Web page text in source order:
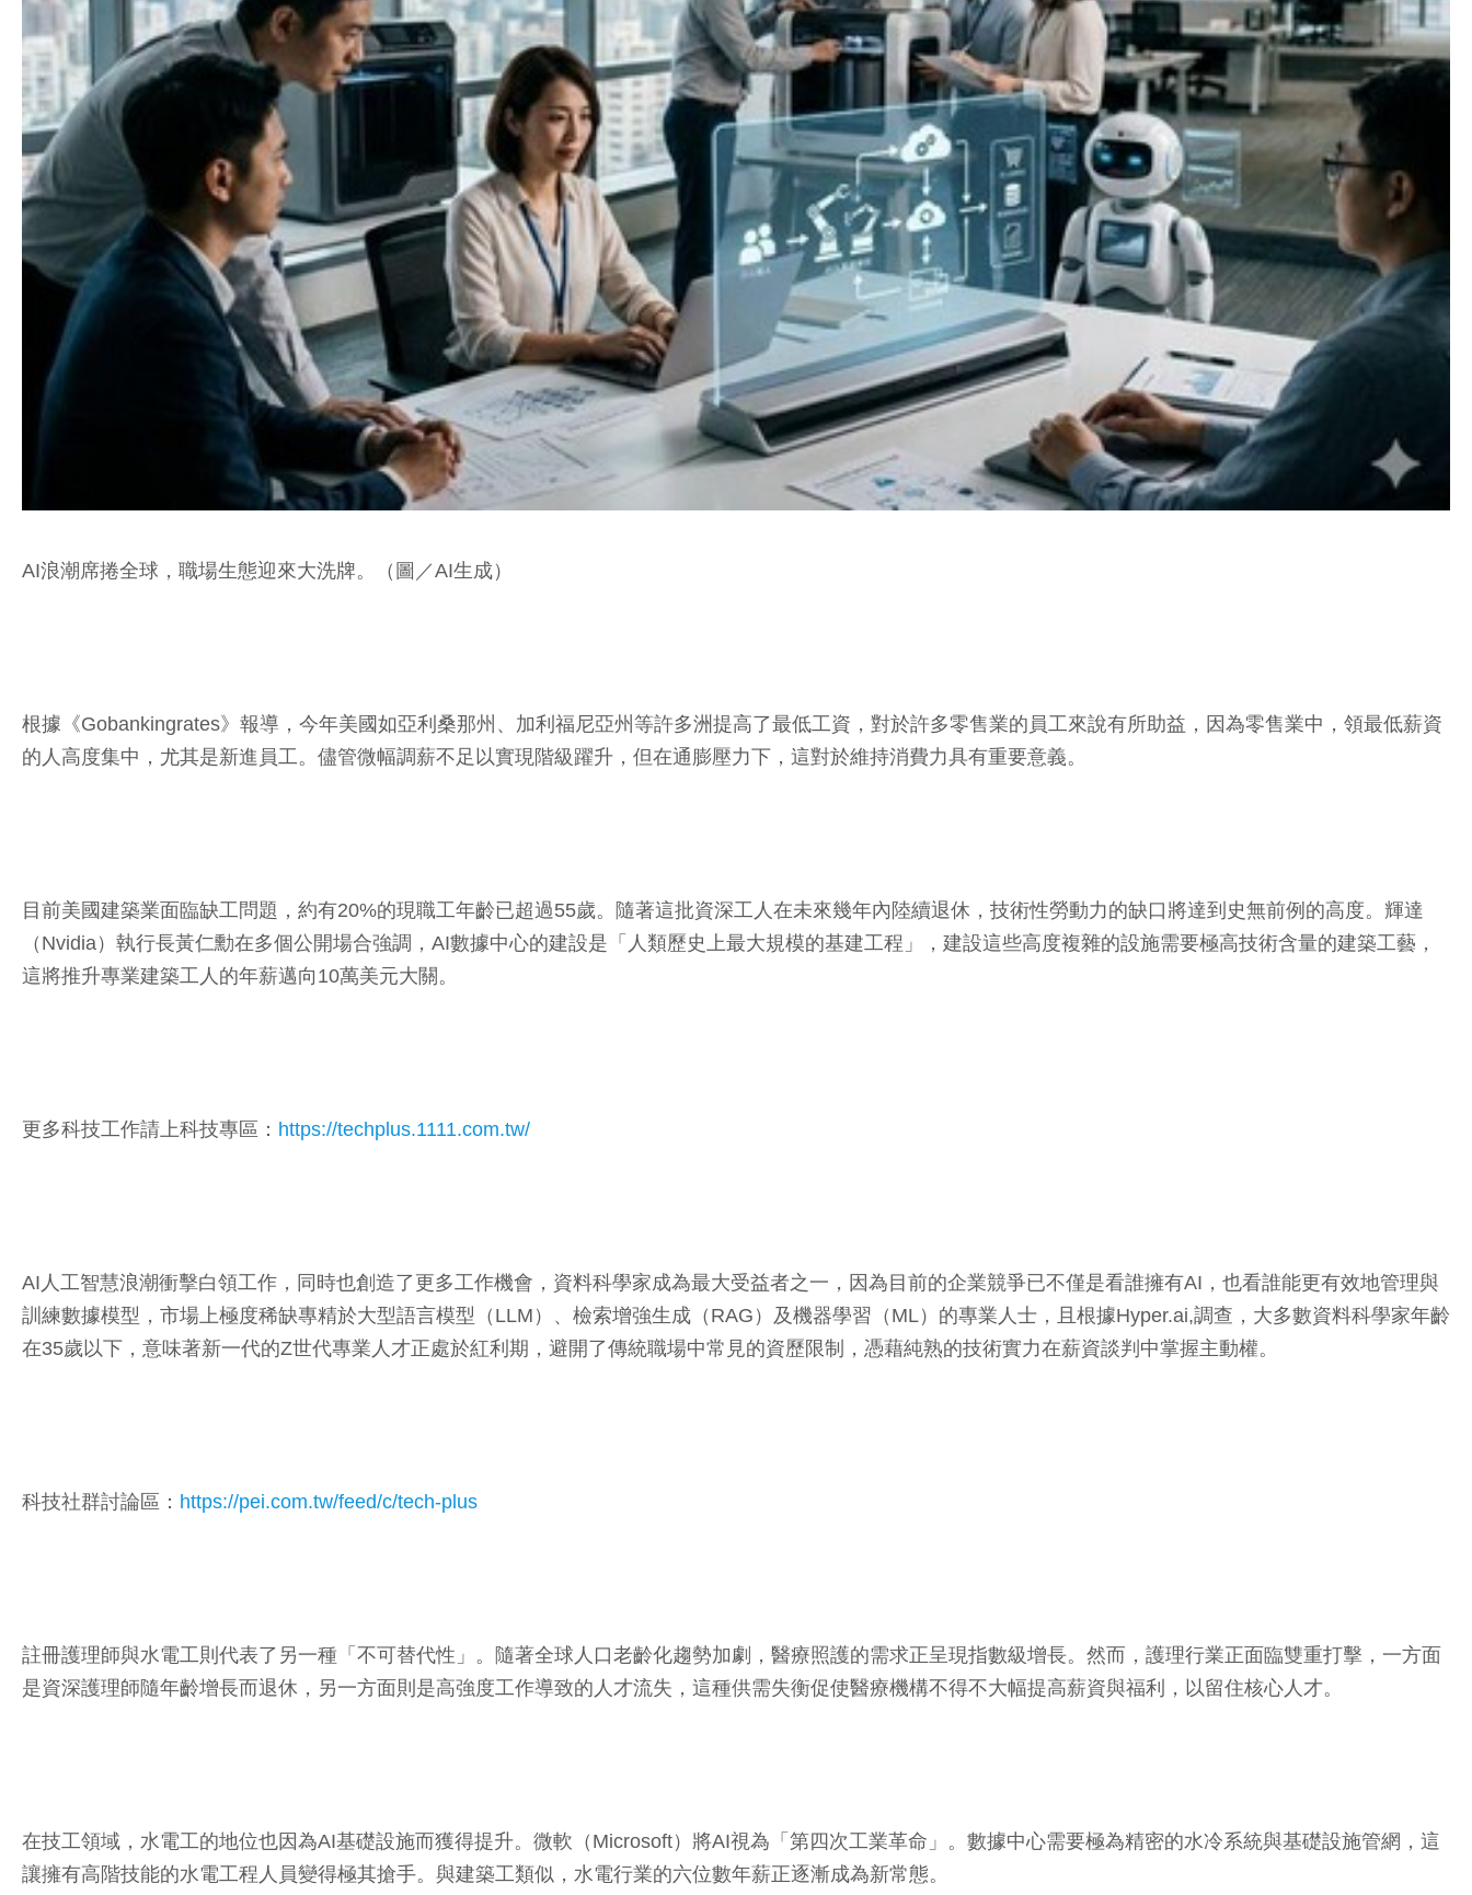
AI浪潮席捲全球，職場生態迎來大洗牌。（圖／AI生成）
根據《Gobankingrates》報導，今年美國如亞利桑那州、加利福尼亞州等許多洲提高了最低工資，對於許多零售業的員工來說有所助益，因為零售業中，領最低薪資
的人高度集中，尤其是新進員工。儘管微幅調薪不足以實現階級躍升，但在通膨壓力下，這對於維持消費力具有重要意義。
目前美國建築業面臨缺工問題，約有20%的現職工年齡已超過55歲。隨著這批資深工人在未來幾年內陸續退休，技術性勞動力的缺口將達到史無前例的高度。輝達
（Nvidia）執行長黃仁勳在多個公開場合強調，AI數據中心的建設是「人類歷史上最大規模的基建工程」，建設這些高度複雜的設施需要極高技術含量的建築工藝，
這將推升專業建築工人的年薪邁向10萬美元大關。
更多科技工作請上科技專區： https://techplus.1111.com.tw/
AI人工智慧浪潮衝擊白領工作，同時也創造了更多工作機會，資料科學家成為最大受益者之一，因為目前的企業競爭已不僅是看誰擁有AI，也看誰能更有效地管理與
訓練數據模型，市場上極度稀缺專精於大型語言模型（LLM）、檢索增強生成（RAG）及機器學習（ML）的專業人士，且根據Hyper.ai,調查，大多數資料科學家年齡
在35歲以下，意味著新一代的Z世代專業人才正處於紅利期，避開了傳統職場中常見的資歷限制，憑藉純熟的技術實力在薪資談判中掌握主動權。
科技社群討論區： https://pei.com.tw/feed/c/tech-plus
註冊護理師與水電工則代表了另一種「不可替代性」。隨著全球人口老齡化趨勢加劇，醫療照護的需求正呈現指數級增長。然而，護理行業正面臨雙重打擊，一方面
是資深護理師隨年齡增長而退休，另一方面則是高強度工作導致的人才流失，這種供需失衡促使醫療機構不得不大幅提高薪資與福利，以留住核心人才。
在技工領域，水電工的地位也因為AI基礎設施而獲得提升。微軟（Microsoft）將AI視為「第四次工業革命」。數據中心需要極為精密的水冷系統與基礎設施管網，這
讓擁有高階技能的水電工程人員變得極其搶手。與建築工類似，水電行業的六位數年薪正逐漸成為新常態。